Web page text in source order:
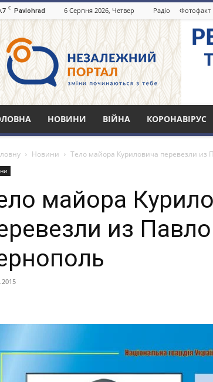
C Pavlohrad 6 Серпня 2026, Четвер Радіо Фотофакт
Незалежний
портал
Павлоград.dp.ua
НОВИНИ ВІЙНА КОРОНАВІРУС
Новини Тело майора Куриловича перевезли из
майора
из